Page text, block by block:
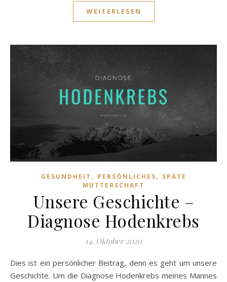
WEITERLESEN
GESUNDHEIT , PERSÖNLICHES, SPÄTE
MUTTERSCHAFT
Unsere Geschichte –
Diagnose Hodenkrebs
14. Oktober 2020
Dies ist ein persönlicher Beitrag, denn es geht um unsere
Geschichte. Um die Diagnose Hodenkrebs meines Mannes